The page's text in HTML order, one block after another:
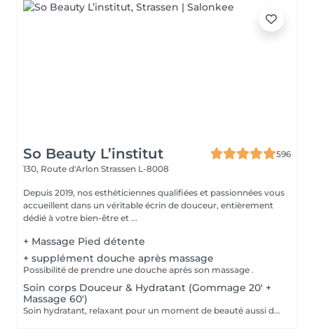
So Beauty L’institut
596
130, Route d'Arlon Strassen L-8008
Depuis 2019, nos esthéticiennes qualifiées et passionnées vous
accueillent dans un véritable écrin de douceur, entièrement
dédié à votre bien-être et ...
+ Massage Pied détente
+ supplément douche après massage
Possibilité de prendre une douche après son massage .
Soin corps Douceur & Hydratant (Gommage 20' +
Massage 60')
Soin hydratant, relaxant pour un moment de beauté aussi doux qu'un alizé. Délicieuse parenthèse de bien-être, ce soin est un appel à l'évasion. Gommage du corps , suivi d'un massage relaxant.